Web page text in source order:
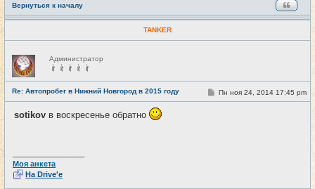
Вернуться к началу
TANKER
Н
е
в
с
е
т
и
Администратор
Re: Автопробег в Нижний Новгород в 2015 году #16
С
о
Пн ноя 24, 2014 17:45 pm
sotikov в воскресенье обратно
Моя анкета
На Drive'e